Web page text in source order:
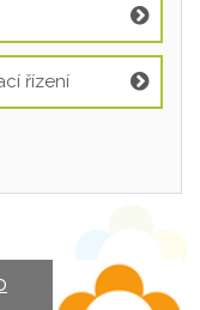
řízení